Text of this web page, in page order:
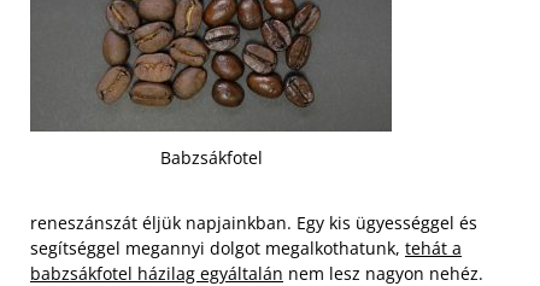
Babzsákfotel
reneszánszát éljük napjainkban. Egy kis ügyességgel és
segítséggel megannyi dolgot megalkothatunk, tehát a
babzsákfotel házilag egyáltalán nem lesz nagyon nehéz.